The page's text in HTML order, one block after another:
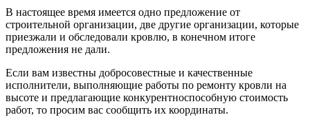
В настоящее время имеется одно предложение от
строительной организации, две другие организации, которые
приезжали и обследовали кровлю, в конечном итоге
предложения не дали.
Если вам известны добросовестные и качественные
исполнители, выполняющие работы по ремонту кровли на
высоте и предлагающие конкурентноспособную стоимость
работ, то просим вас сообщить их координаты.